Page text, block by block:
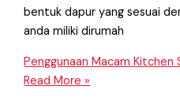
bentuk dapur yang sesuai
anda miliki dirumah
Penggunaan Macam Kitchen
Read More »